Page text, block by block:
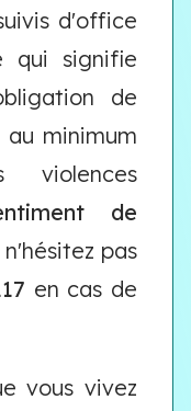
d'office
qui signifie
de
au minimum
violences
de
n'hésitez pas
en cas de
vous vivez